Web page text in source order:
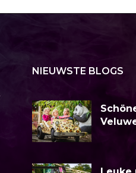
NIEUWSTE BLOGS